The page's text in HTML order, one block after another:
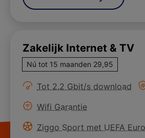
Zakelijk Internet & TV
Nú tot 15 maanden 29,95
Meer informatie over
Tot 2.2 Gbit/s download
Meer informatie over
Wifi Garantie
Meer informatie over
Ziggo Sport met UEFA